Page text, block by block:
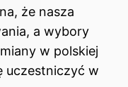
że nasza
a wybory
w polskiej
uczestniczyć w